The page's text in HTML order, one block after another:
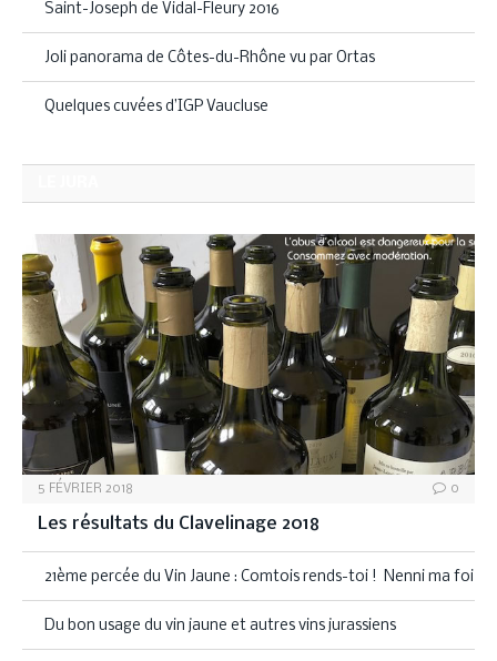
Saint-Joseph de Vidal-Fleury 2016
Joli panorama de Côtes-du-Rhône vu par Ortas
Quelques cuvées d’IGP Vaucluse
5 FÉVRIER 2018 0
Les résultats du Clavelinage 2018
21ème percée du Vin Jaune : Comtois rends-toi ! Nenni ma foi
Du bon usage du vin jaune et autres vins jurassiens